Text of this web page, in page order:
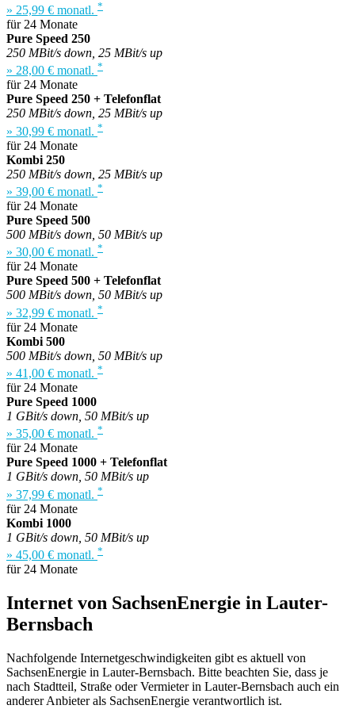
» 25,99 € monatl. *
für 24 Monate
Pure Speed 250
250 MBit/s down, 25 MBit/s up
» 28,00 € monatl. *
für 24 Monate
Pure Speed 250 + Telefonflat
250 MBit/s down, 25 MBit/s up
» 30,99 € monatl. *
für 24 Monate
Kombi 250
250 MBit/s down, 25 MBit/s up
» 39,00 € monatl. *
für 24 Monate
Pure Speed 500
500 MBit/s down, 50 MBit/s up
» 30,00 € monatl. *
für 24 Monate
Pure Speed 500 + Telefonflat
500 MBit/s down, 50 MBit/s up
» 32,99 € monatl. *
für 24 Monate
Kombi 500
500 MBit/s down, 50 MBit/s up
» 41,00 € monatl. *
für 24 Monate
Pure Speed 1000
1 GBit/s down, 50 MBit/s up
» 35,00 € monatl. *
für 24 Monate
Pure Speed 1000 + Telefonflat
1 GBit/s down, 50 MBit/s up
» 37,99 € monatl. *
für 24 Monate
Kombi 1000
1 GBit/s down, 50 MBit/s up
» 45,00 € monatl. *
für 24 Monate
Internet von SachsenEnergie in Lauter-
Bernsbach
Nachfolgende Internetgeschwindigkeiten gibt es aktuell von
SachsenEnergie in Lauter-Bernsbach. Bitte beachten Sie, dass je
nach Stadtteil, Straße oder Vermieter in Lauter-Bernsbach auch ein
anderer Anbieter als SachsenEnergie verantwortlich ist.